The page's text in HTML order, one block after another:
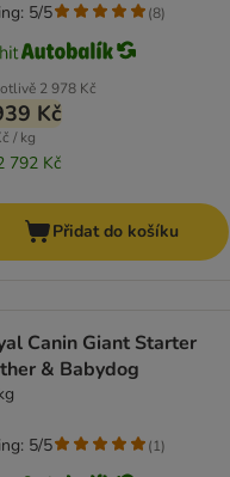
2 978 Kč
Kč
/ kg
792 Kč
5/5 (8)
Přidat do košíku
Canin Giant Starter
& Babydog
5/5 (1)